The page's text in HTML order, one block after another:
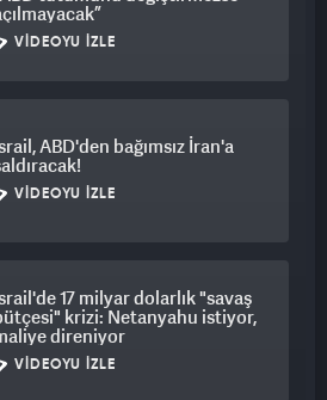
VIDEOYU İZLE
ABD'den bağımsız İran'a
VIDEOYU İZLE
17 milyar dolarlık "savaş
krizi: Netanyahu istiyor,
direniyor
VIDEOYU İZLE